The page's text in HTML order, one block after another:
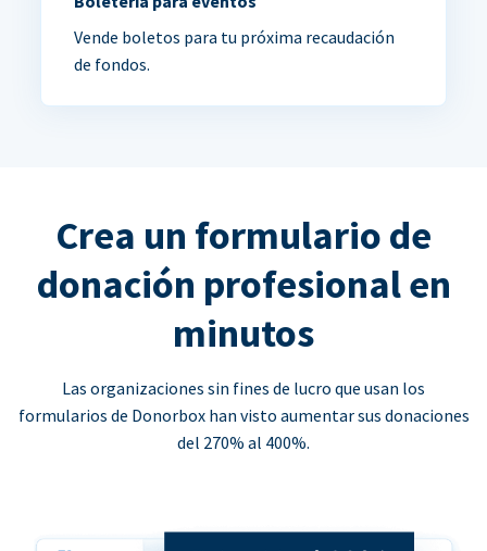
Vende boletos para tu próxima recaudación
de fondos.
Crea un formulario de
donación profesional en
minutos
Las organizaciones sin fines de lucro que usan los
formularios de Donorbox han visto aumentar sus donaciones
del 270% al 400%.